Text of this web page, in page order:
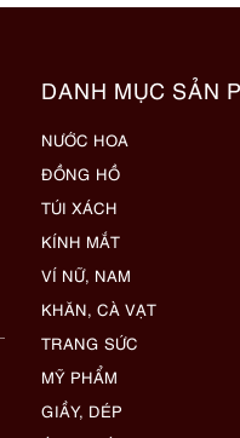
DANH MỤC SẢN
NƯỚC HOA
ĐỒNG HỒ
TÚI XÁCH
KÍNH MẮT
VÍ NỮ, NAM
KHĂN, CÀ VẠT
TRANG SỨC
MỸ PHẨM
GIẦY, DÉP